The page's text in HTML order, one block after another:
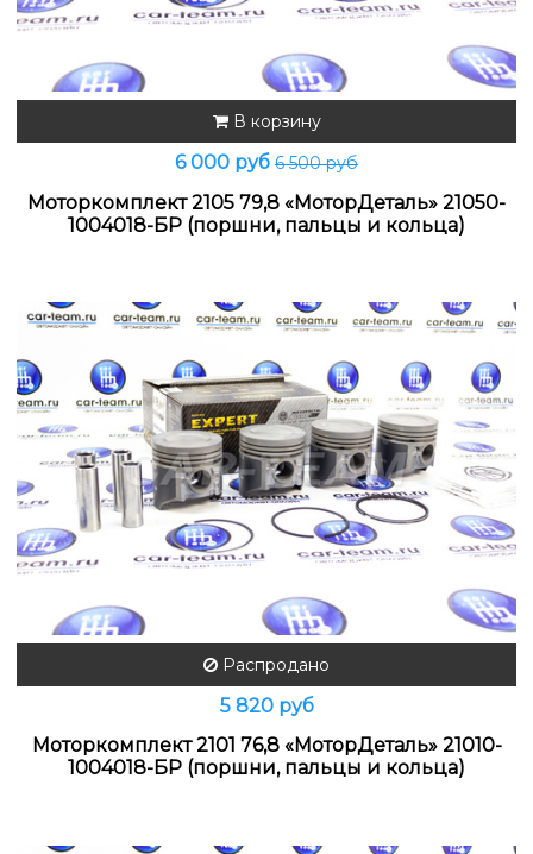
В корзину
6 000 руб 6 500 руб
Моторкомплект 2105 79,8 «МоторДеталь» 21050-
1004018-БР (поршни, пальцы и кольца)
Распродано
5 820 руб
Моторкомплект 2101 76,8 «МоторДеталь» 21010-
1004018-БР (поршни, пальцы и кольца)